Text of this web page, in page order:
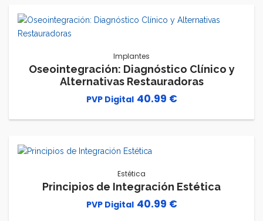
Implantes
Oseointegración: Diagnóstico Clínico y
Alternativas Restauradoras
40.99 €
Estética
Principios de Integración Estética
40.99 €